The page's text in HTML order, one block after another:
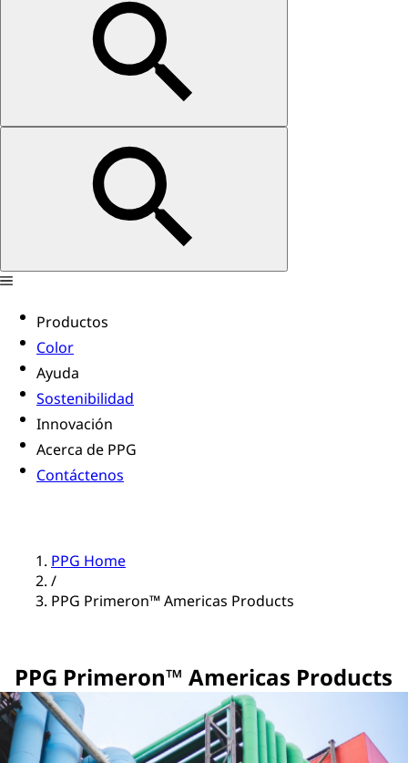
Productos
Color
Ayuda
Sostenibilidad
Innovación
Acerca de PPG
Contáctenos
PPG Home
/
PPG Primeron™ Americas Products
PPG Primeron™ Americas Products